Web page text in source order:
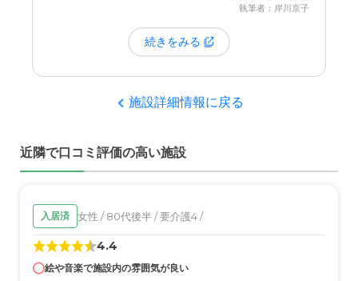
時間が長いことが、結果的に症状の進行や孤独感を
執筆者：岸川京子
続きをみる
施設詳細情報に戻る
近隣で口コミ評価の高い施設
入居済 女性 / 80代後半 / 要介護4 /
4.4
絵や音楽で施設内の雰囲気が良い